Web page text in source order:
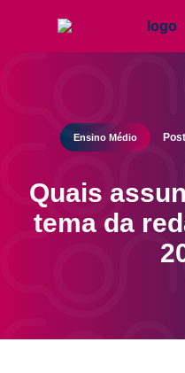
Ensino Médio
Quais
tema da